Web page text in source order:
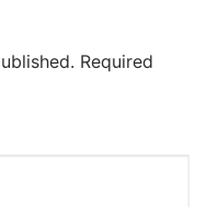
Required